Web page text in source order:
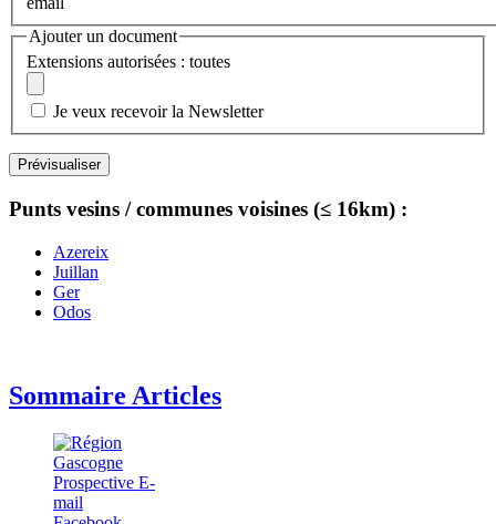
Ajouter un document
Extensions autorisées : toutes
Je veux recevoir la Newsletter
Punts vesins / communes voisines (≤ 16km) :
Azereix
Juillan
Ger
Odos
Sommaire Articles